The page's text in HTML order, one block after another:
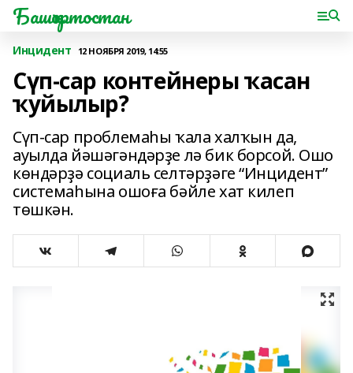
Башҡортостан
Инцидент 12 НОЯБРЯ 2019, 14:55
Сүп-сар контейнеры ҡасан
ҡуйылыр?
Сүп-сар проблемаһы ҡала халҡын да,
ауылда йәшәгәндәрҙе лә бик борсой. Ошо
көндәрҙә социаль селтәрҙәге “Инцидент”
системаһына ошоға бәйле хат килеп
төшкән.